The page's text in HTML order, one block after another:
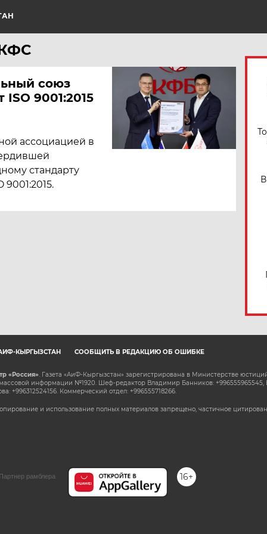
союз
9001:2015
ассоциацией в
стандарту
КЫРГЫЗСТАН СООБЩИТЬ В РЕДАКЦИЮ ОБ ОШИБКЕ
«Россия». Газета «АиФ-Кыргызстан» зарегистрирована в Министерстве
информации №1920. Шеф-редактор Владимир Банников: +996555965545,
+996312524156. Коммерческий отдел: +996555718266.
и использование полных материалов запрещено, частичное
Партнер рамблера 16+